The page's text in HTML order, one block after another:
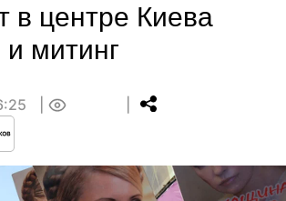
в центре Киева
митинг